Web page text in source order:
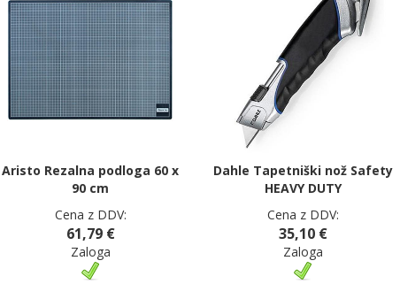
Aristo Rezalna podloga 60 x
90 cm
Cena z DDV:
61,79 €
Zaloga
Dahle Tapetniški nož Safety
HEAVY DUTY
Cena z DDV:
35,10 €
Zaloga